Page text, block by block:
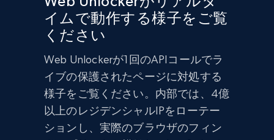
イムで動作する様子をご覧
ください
Web Unlockerが1回のAPIコールでラ
イブの保護されたページに対処する
様子をご覧ください。内部では、4億
以上のレジデンシャルIPをローテー
ションし、実際のブラウザのフィン